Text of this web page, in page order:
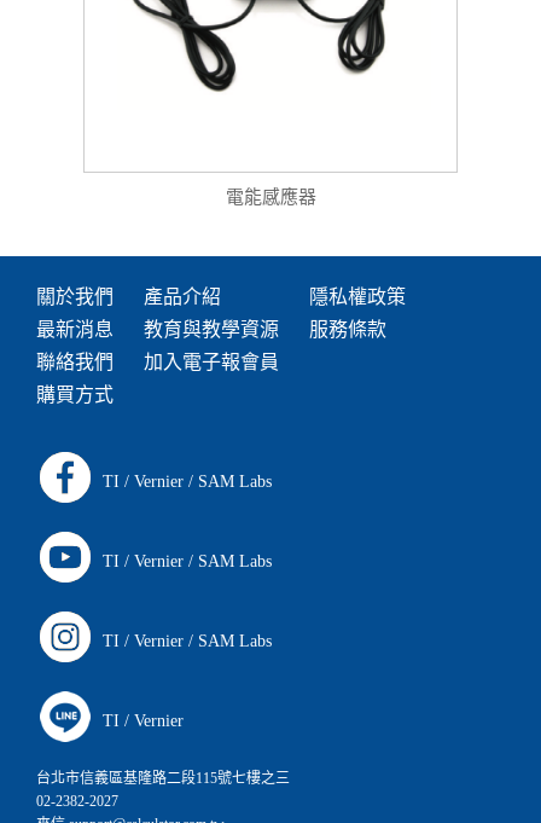
電能感應器
關於我們
最新消息
聯絡我們
購買方式
產品介紹
教育與教學資源
加入電子報會員
隱私權政策
服務條款
TI / Vernier / SAM Labs
TI / Vernier / SAM Labs
TI / Vernier / SAM Labs
TI / Vernier
台北市信義區基隆路二段115號七樓之三
02-2382-2027